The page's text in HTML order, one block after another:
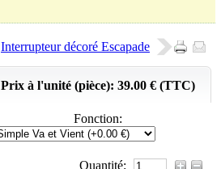
Interrupteur décoré Escapade
Prix à l'unité (pièce): 39.00 € (TTC)
Fonction:
Quantité: